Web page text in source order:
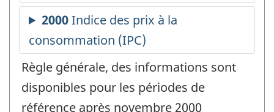
Règle générale, des informations sont
disponibles pour les périodes de
référence après novembre 2000